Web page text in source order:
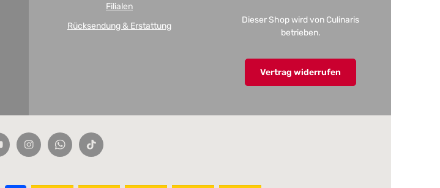
Filialen
Rücksendung & Erstattung
Dieser Shop wird von Culinaris
betrieben.
Vertrag widerrufen